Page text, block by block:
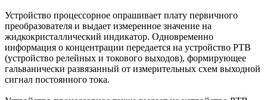
Устройство процессорное опрашивает плату первичного
преобразователя и выдает измеренное значение на
жидкокристаллический индикатор. Одновременно
информация о концентрации передается на устройство РТВ
(устройство релейных и токового выходов), формирующее
гальванически развязанный от измерительных схем выходной
сигнал постоянного тока.